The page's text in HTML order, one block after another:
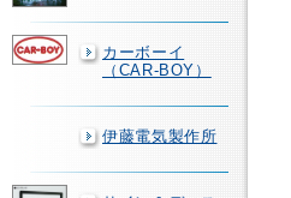
カーボーイ
（CAR-BOY）
伊藤電気製作所